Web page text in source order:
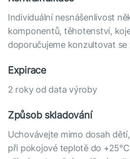
Individuální nesnášenlivost
komponentů, těhotenství,
doporučujeme konzultovat se
Expirace
2 roky od data výroby
Způsob skladování
Uchovávejte mimo dosah
při pokojové teplotě do